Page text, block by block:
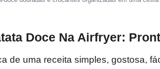
Doce Na Airfryer:
de uma receita simples, gostosa,